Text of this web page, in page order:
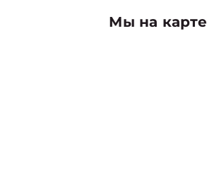
Мы на карте